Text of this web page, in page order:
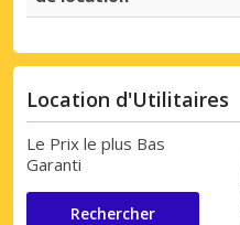
Location d'Utilitaires
Le Prix le plus Bas
Garanti
Rechercher